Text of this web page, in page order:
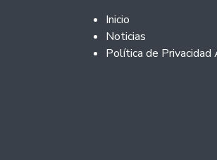
Footer 2
Inicio
Noticias
Política de Privacidad